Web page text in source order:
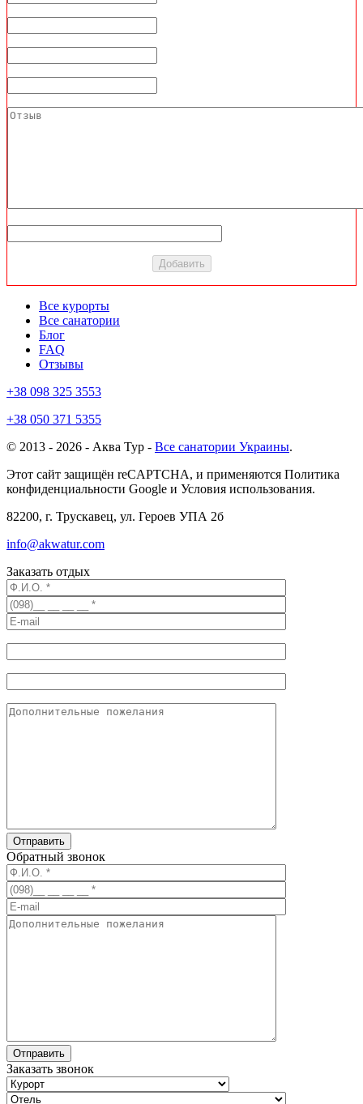
Все курорты
Все санатории
Блог
FAQ
Отзывы
+38 098 325 3553
+38 050 371 5355
© 2013 - 2026 - Аква Тур - Все санатории Украины.
Этот сайт защищён reCAPTCHA, и применяются Политика
конфиденциальности Google и Условия использования.
82200, г. Трускавец, ул. Героев УПА 2б
info@akwatur.com
Заказать отдых
Обратный звонок
Заказать звонок